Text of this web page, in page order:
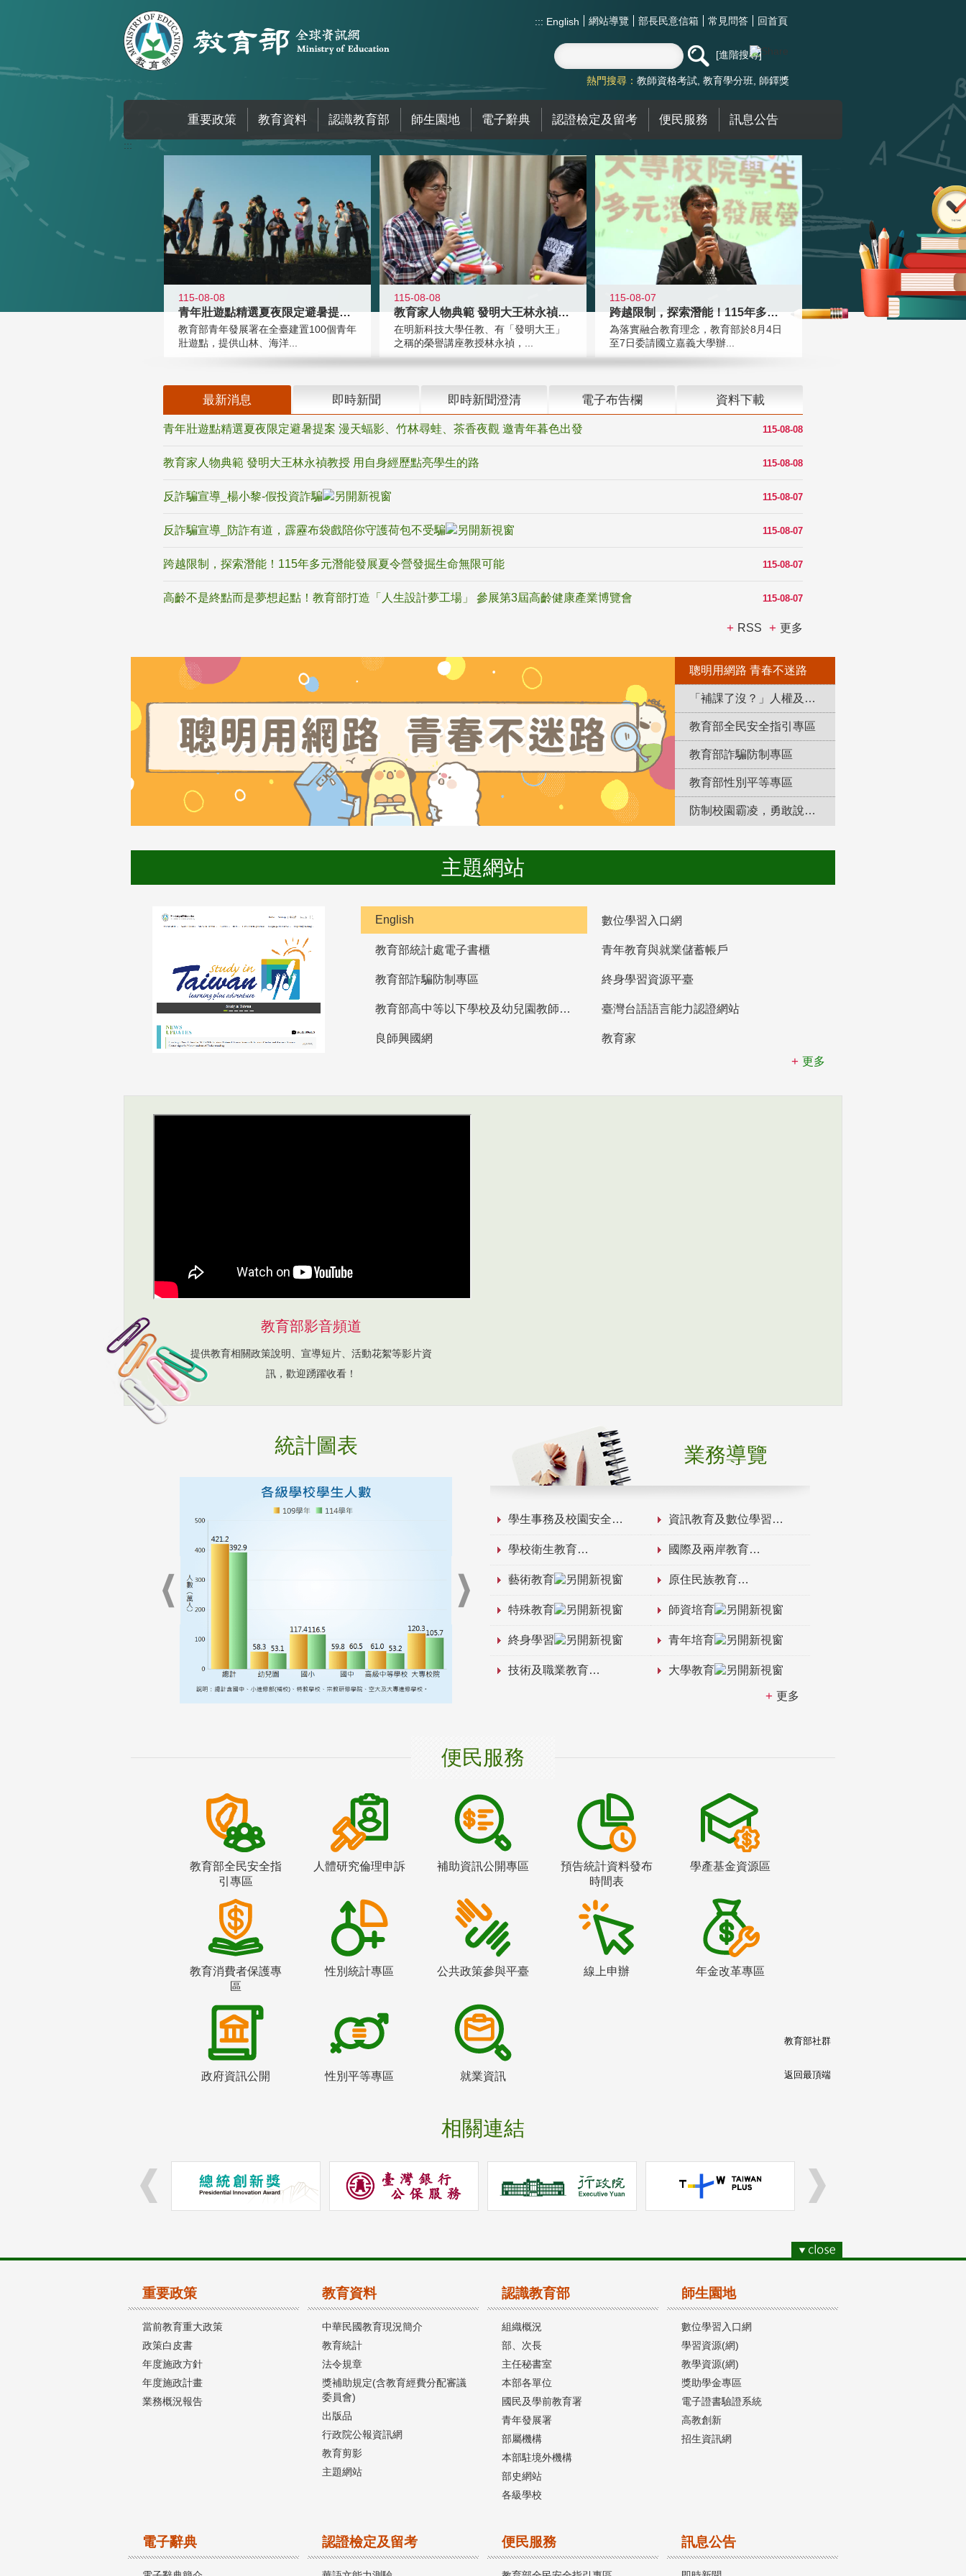
::: English 網站導覽 部長民意信箱 常見問答 回首頁
進階搜尋
熱門搜尋： 教師資格考試 教育學分班 師鐸獎
重要政策 教育資料 認識教育部 師生園地 電子辭典 認證檢定及留考 便民服務 訊息公告
:::
115-08-08
青年壯遊點精選夏夜限定避暑提案 漫
教育部青年發展署在全臺建置100個青年
壯遊點，提供山林、海洋...
115-08-08
教育家人物典範 發明大王林永禎教授
在明新科技大學任教、有「發明大王」
之稱的榮譽講座教授林永禎，...
115-08-07
跨越限制，探索潛能！115年多元潛
為落實融合教育理念，教育部於8月4日
至7日委請國立嘉義大學辦...
最新消息 即時新聞 即時新聞澄清 電子布告欄 資料下載
115-08-08
青年壯遊點精選夏夜限定避暑提案 漫天蝠影、竹林尋蛙、茶香夜觀 邀青年暮色出發
115-08-08
教育家人物典範 發明大王林永禎教授 用自身經歷點亮學生的路
115-08-07
反詐騙宣導_楊小黎-假投資詐騙
115-08-07
反詐騙宣導_防詐有道，霹靂布袋戲陪你守護荷包不受騙
115-08-07
跨越限制，探索潛能！115年多元潛能發展夏令營發掘生命無限可能
115-08-07
高齡不是終點而是夢想起點！教育部打造「人生設計夢工場」 參展第3屆高齡健康產業博覽會
RSS 更多
聰明用網路 青春不迷路
「補課了沒？」人權及轉型正義教育專區
教育部全民安全指引專區
教育部詐騙防制專區
教育部性別平等專區
防制校園霸凌，勇敢說出來！
主題網站
English 數位學習入口網
教育部統計處電子書櫃 青年教育與就業儲蓄帳戶
教育部詐騙防制專區 終身學習資源平臺
教育部高中等以下學校及幼兒園教師資格檢定考試 臺灣台語語言能力認證網站
良師興國網
教育家
更多
教育部影音頻道
提供教育相關政策說明、宣導短片、活動花絮等影片資
訊，歡迎踴躍收看！
統計圖表 業務導覽
學生事務及校園安全 資訊教育及數位學習
學校衛生教育 國際及兩岸教育
藝術教育 原住民族教育
特殊教育 師資培育
終身學習 青年培育
技術及職業教育 大學教育
更多
便民服務
教育部全民安全指
引專區
人體研究倫理申訴 補助資訊公開專區
預告統計資料發布
時間表
學產基金資源區
教育消費者保護專
區
性別統計專區 公共政策參與平臺 線上申辦 年金改革專區
政府資訊公開 性別平等專區 就業資訊
相關連結
教育部社群
返回最頂端
重要政策
當前教育重大政策
政策白皮書
年度施政方針
年度施政計畫
業務概況報告
教育資料
中華民國教育現況簡介
教育統計
法令規章
獎補助規定(含教育經費分配審議
委員會)
出版品
行政院公報資訊網
教育剪影
主題網站
認識教育部
組織概況
部、次長
主任秘書室
本部各單位
國民及學前教育署
青年發展署
部屬機構
本部駐境外機構
部史網站
各級學校
師生園地
數位學習入口網
學習資源(網)
教學資源(網)
獎助學金專區
電子證書驗證系統
高教創新
招生資訊網
電子辭典 認證檢定及留考 便民服務 訊息公告